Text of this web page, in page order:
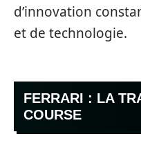
d’innovation
et de technologie.
FERRARI : LA
COURSE